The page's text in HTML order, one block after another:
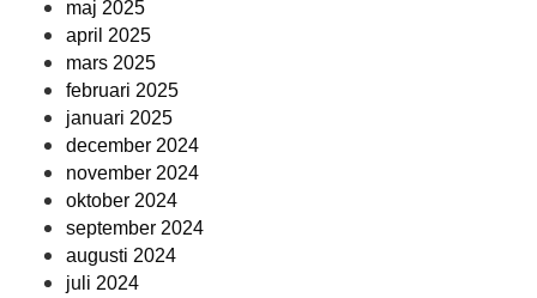
maj 2025
april 2025
mars 2025
februari 2025
januari 2025
december 2024
november 2024
oktober 2024
september 2024
augusti 2024
juli 2024